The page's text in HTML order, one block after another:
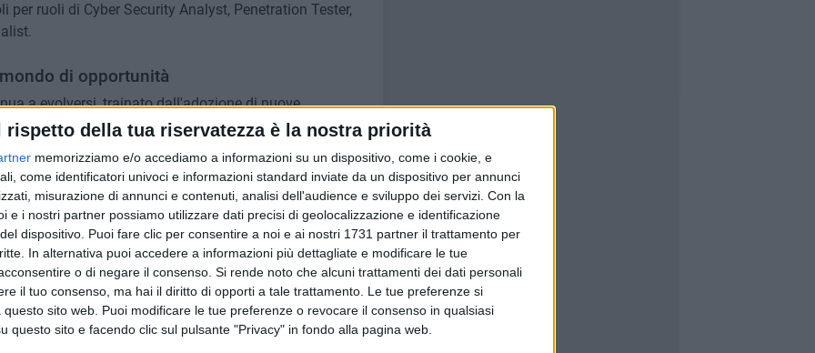
rispetto della tua riservatezza è la nostra priorità
memorizziamo e/o accediamo a informazioni su un dispositivo, come i cookie, e
come identificatori univoci e informazioni standard inviate da un dispositivo per annunci
misurazione di annunci e contenuti, analisi dell'audience e sviluppo dei servizi. Con la
e i nostri partner possiamo utilizzare dati precisi di geolocalizzazione e identificazione
dispositivo. Puoi fare clic per consentire a noi e ai nostri 1731 partner il trattamento per
In alternativa puoi accedere a informazioni più dettagliate e modificare le tue
o di negare il consenso. Si rende noto che alcuni trattamenti dei dati personali
il tuo consenso, ma hai il diritto di opporti a tale trattamento. Le tue preferenze si
sito web. Puoi modificare le tue preferenze o revocare il consenso in qualsiasi
questo sito e facendo clic sul pulsante "Privacy" in fondo alla pagina web.
ruoli di Cyber Security Analyst, Penetration Tester,
di opportunità
a evolversi, trainato dall'adozione di nuove
sempre più fluide e personalizzate.
di gestire sia il front-end che il back-end, è cresciuta
Emerging Jobs Report 2024).
CSS3,JavaScript(e framework comeReact ,Vue.js),
, Laravel, Node.jse sistemi di gestione database come
e dello sviluppo low-code/no-code, i web developer
come Webflow, Flutter, API REST, GraphQL e
più performanti e scalabili.
web offrono una preparazione tecnica completa,
alle certificazioni come